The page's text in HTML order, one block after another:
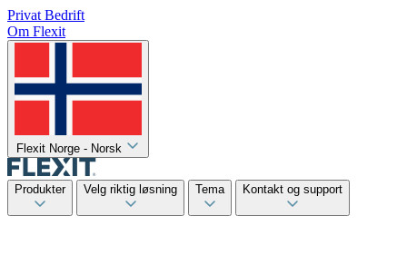
Privat Bedrift
Om Flexit
Flexit Norge - Norsk
Produkter Velg riktig løsning Tema Kontakt og support